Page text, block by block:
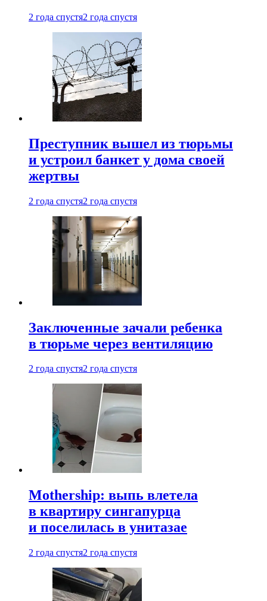
2 года спустя2 года спустя
Преступник вышел из тюрьмы
и устроил банкет у дома своей
жертвы
2 года спустя2 года спустя
Заключенные зачали ребенка
в тюрьме через вентиляцию
2 года спустя2 года спустя
Mothership: выпь влетела
в квартиру сингапурца
и поселилась в унитазае
2 года спустя2 года спустя